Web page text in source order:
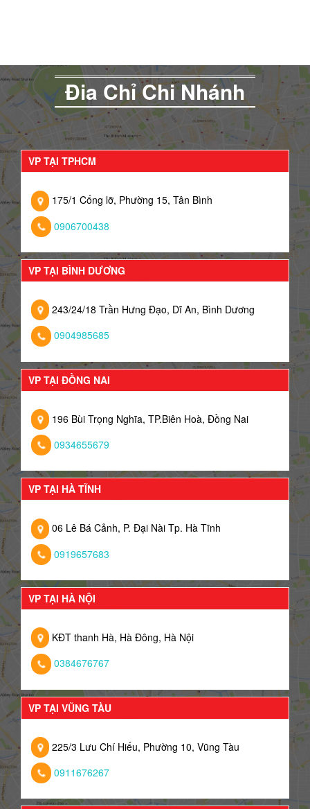
Đia Chỉ Chi Nhánh
VP TẠI TPHCM
175/1 Cống lỡ, Phường 15, Tân Bình
0906700438
VP TẠI BÌNH DƯƠNG
243/24/18 Trần Hưng Đạo, Dĩ An, Bình Dương
0904985685
VP TẠI ĐỒNG NAI
196 Bùi Trọng Nghĩa, TP.Biên Hoà, Đồng Nai
0934655679
VP TẠI HÀ TĨNH
06 Lê Bá Cảnh, P. Đại Nài Tp. Hà Tĩnh
0919657683
VP TẠI HÀ NỘI
KĐT thanh Hà, Hà Đông, Hà Nội
0384676767
VP TẠI VŨNG TÀU
225/3 Lưu Chí Hiếu, Phường 10, Vũng Tàu
0911676267